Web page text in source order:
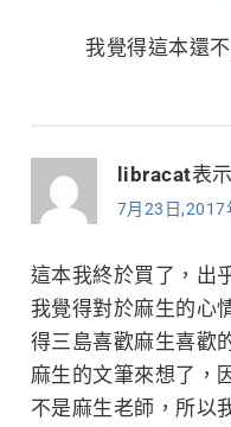
我覺得這本還
libracat表
7月23日,2017
這本我終於買了，出
我覺得對於麻生的心
得三島喜歡麻生喜歡
麻生的文筆來想了，
不是麻生老師，所以